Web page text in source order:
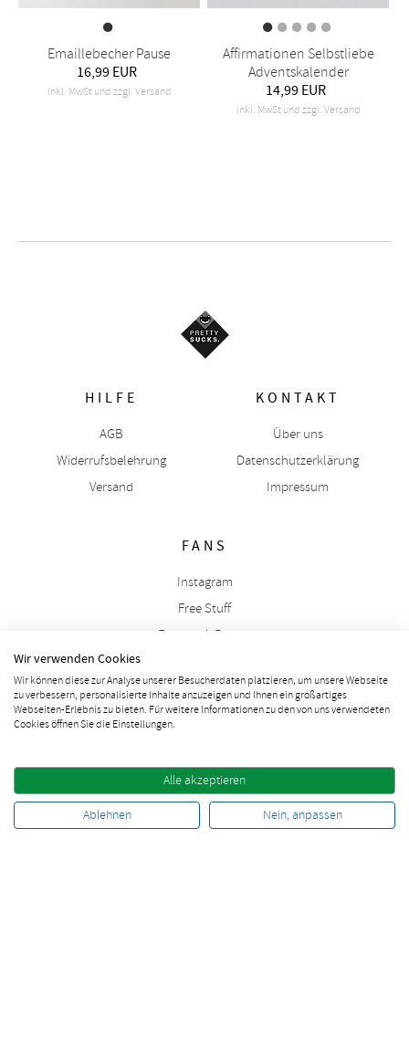
Emaillebecher Pause
16,99 EUR
inkl. MwSt und zzgl. Versand
Affirmationen Selbstliebe
Adventskalender
14,99 EUR
inkl. MwSt und zzgl. Versand
HILFE
AGB
Widerrufsbelehrung
Versand
KONTAKT
Über uns
Datenschutzerklärung
Impressum
FANS
Instagram
Free Stuff
Facebook Rabatt
Vertrag widerrufen
10% Rabatt sichern
Wir verwenden Cookies
Wir können diese zur Analyse unserer Besucherdaten platzieren, um unsere Webseite
zu verbessern, personalisierte Inhalte anzuzeigen und Ihnen ein großartiges
Webseiten-Erlebnis zu bieten. Für weitere Informationen zu den von uns verwendeten
Cookies öffnen Sie die Einstellungen.
Alle akzeptieren
Ablehnen Nein, anpassen